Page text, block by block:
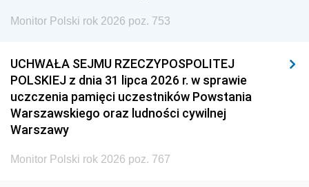
Monitor Polski rok 2026 poz. 753
UCHWAŁA SEJMU RZECZYPOSPOLITEJ
POLSKIEJ z dnia 31 lipca 2026 r. w sprawie
uczczenia pamięci uczestników Powstania
Warszawskiego oraz ludności cywilnej
Warszawy
Monitor Polski rok 2026 poz. 767